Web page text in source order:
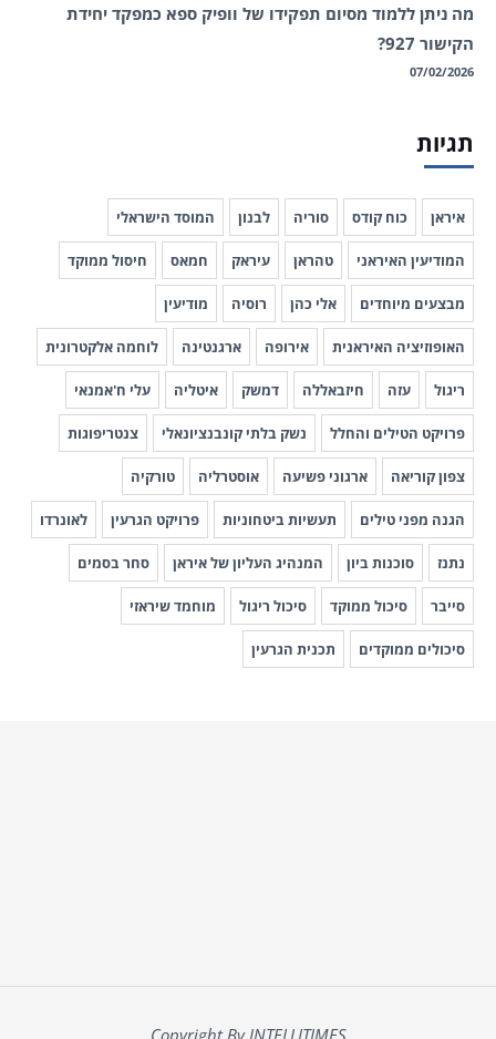
מה ניתן ללמוד מסיום תפקידו של וופיק ספא כמפקד יחידת
הקישור 927?
07/02/2026
תגיות
איראן כוח קודס סוריה לבנון המוסד הישראלי
המודיעין האיראני טהראן עיראק חמאס חיסול ממוקד
מבצעים מיוחדים אלי כהן רוסיה מודיעין
האופוזיציה האיראנית אירופה ארגנטינה לוחמה אלקטרונית
ריגול עזה חיזבאללה דמשק איטליה עלי ח'אמנאי
פרויקט הטילים והחלל נשק בלתי קונבנציונאלי צנטריפוגות
צפון קוריאה ארגוני פשיעה אוסטרליה טורקיה
הגנה מפני טילים תעשיות ביטחוניות פרויקט הגרעין לאונרדו
נתנז סוכנות ביון המנהיג העליון של איראן סחר בסמים
סייבר סיכול ממוקד סיכול ריגול מוחמד שיראזי
סיכולים ממוקדים תכנית הגרעין
Copyright By INTELLITIMES